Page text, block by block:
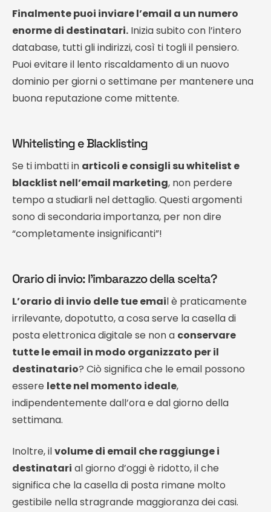
Finalmente puoi inviare l’email a un numero
enorme di destinatari. Inizia subito con l’intero
database, tutti gli indirizzi, così ti togli il pensiero.
Puoi evitare il lento riscaldamento di un nuovo
dominio per giorni o settimane per mantenere una
buona reputazione come mittente.
Whitelisting e Blacklisting
Se ti imbatti in articoli e consigli su whitelist e
blacklist nell’email marketing, non perdere
tempo a studiarli nel dettaglio. Questi argomenti
sono di secondaria importanza, per non dire
“completamente insignificanti”!
Orario di invio: l’imbarazzo della scelta?
L’orario di invio delle tue email è praticamente
irrilevante, dopotutto, a cosa serve la casella di
posta elettronica digitale se non a conservare
tutte le email in modo organizzato per il
destinatario? Ciò significa che le email possono
essere lette nel momento ideale,
indipendentemente dall’ora e dal giorno della
settimana.
Inoltre, ilvolume di email che raggiunge i
destinatari al giorno d’oggi è ridotto, il che
significa che la casella di posta rimane molto
gestibile nella stragrande maggioranza dei casi.